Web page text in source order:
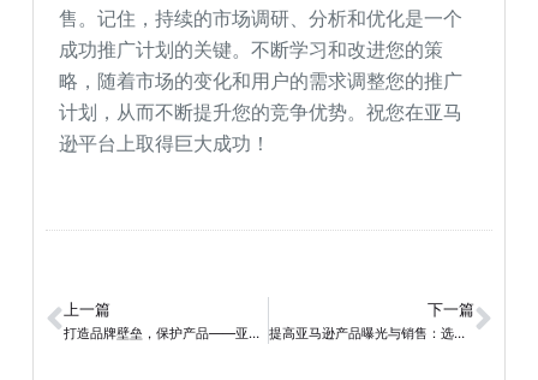
售。记住，持续的市场调研、分析和优化是一个
成功推广计划的关键。不断学习和改进您的策
略，随着市场的变化和用户的需求调整您的推广
计划，从而不断提升您的竞争优势。祝您在亚马
逊平台上取得巨大成功！
上一篇
打造品牌壁垒，保护产品——亚马逊品牌注册的最佳实践
下一篇
提高亚马逊产品曝光与销售：选择正确的产品分类和子类别策略